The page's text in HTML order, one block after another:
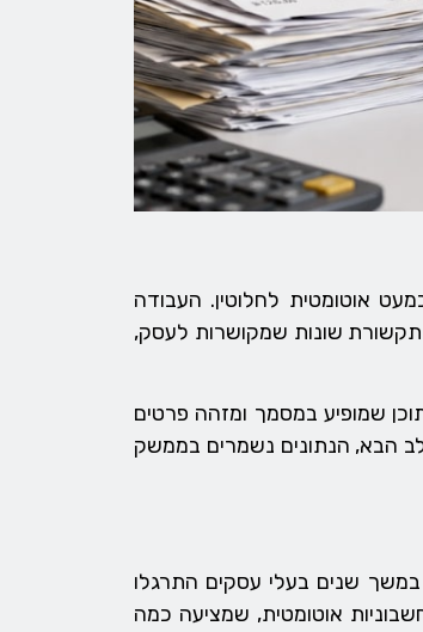
אוטומטית לחלוטין. העבודה
שונות שמקושרות לעסק,
שמופיע במסמך ומזהה פרטים
הבא, הנתונים נשמרים בממשק
שנים בעלי עסקים התרגלו
אוטומטית, שמציעה כמה